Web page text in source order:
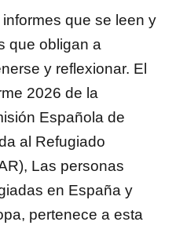
informes que se leen y
que obligan a
y reflexionar. El
2026 de la
Española de
al Refugiado
Las personas
en España y
pertenece a esta